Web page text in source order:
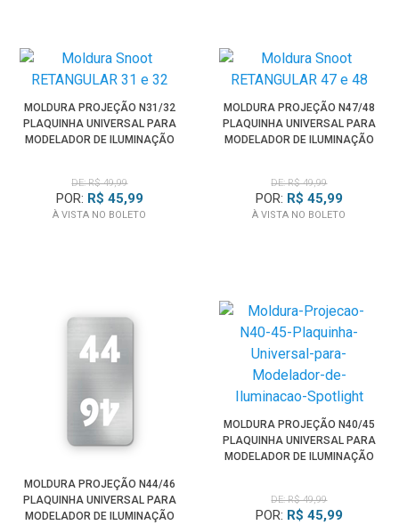
MOLDURA PROJEÇÃO N31/32
PLAQUINHA UNIVERSAL PARA
MODELADOR DE ILUMINAÇÃO
DE: R$ 49,99
POR: R$ 45,99
À VISTA NO BOLETO
MOLDURA PROJEÇÃO N47/48
PLAQUINHA UNIVERSAL PARA
MODELADOR DE ILUMINAÇÃO
DE: R$ 49,99
POR: R$ 45,99
À VISTA NO BOLETO
MOLDURA PROJEÇÃO N44/46
PLAQUINHA UNIVERSAL PARA
MODELADOR DE ILUMINAÇÃO
MOLDURA PROJEÇÃO N40/45
PLAQUINHA UNIVERSAL PARA
MODELADOR DE ILUMINAÇÃO
DE: R$ 49,99
POR: R$ 45,99